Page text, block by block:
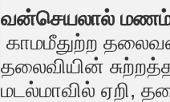
வன்செயலால்
காமமீதுற்ற
தலைவியின்
மடல்மாவில் ஏறி,